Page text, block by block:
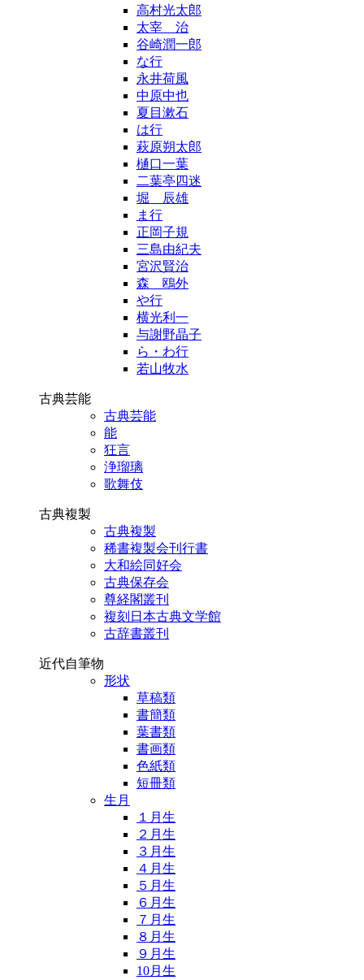
高村光太郎
太宰 治
谷崎潤一郎
な行
永井荷風
中原中也
夏目漱石
は行
萩原朔太郎
樋口一葉
二葉亭四迷
堀 辰雄
ま行
正岡子規
三島由紀夫
宮沢賢治
森 鴎外
や行
横光利一
与謝野晶子
ら・わ行
若山牧水
古典芸能
古典芸能
能
狂言
浄瑠璃
歌舞伎
古典複製
古典複製
稀書複製会刊行書
大和絵同好会
古典保存会
尊経閣叢刊
複刻日本古典文学館
古辞書叢刊
近代自筆物
形状
草稿類
書簡類
葉書類
書画類
色紙類
短冊類
生月
１月生
２月生
３月生
４月生
５月生
６月生
７月生
８月生
９月生
10月生